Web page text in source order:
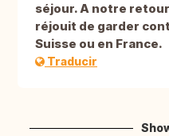
séjour. A notre
réjouit de garder
Suisse ou en France.
Traducir